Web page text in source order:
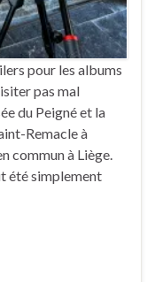
pour les albums
pas mal
du Peigné et la
Remacle à
commun à Liège.
été simplement